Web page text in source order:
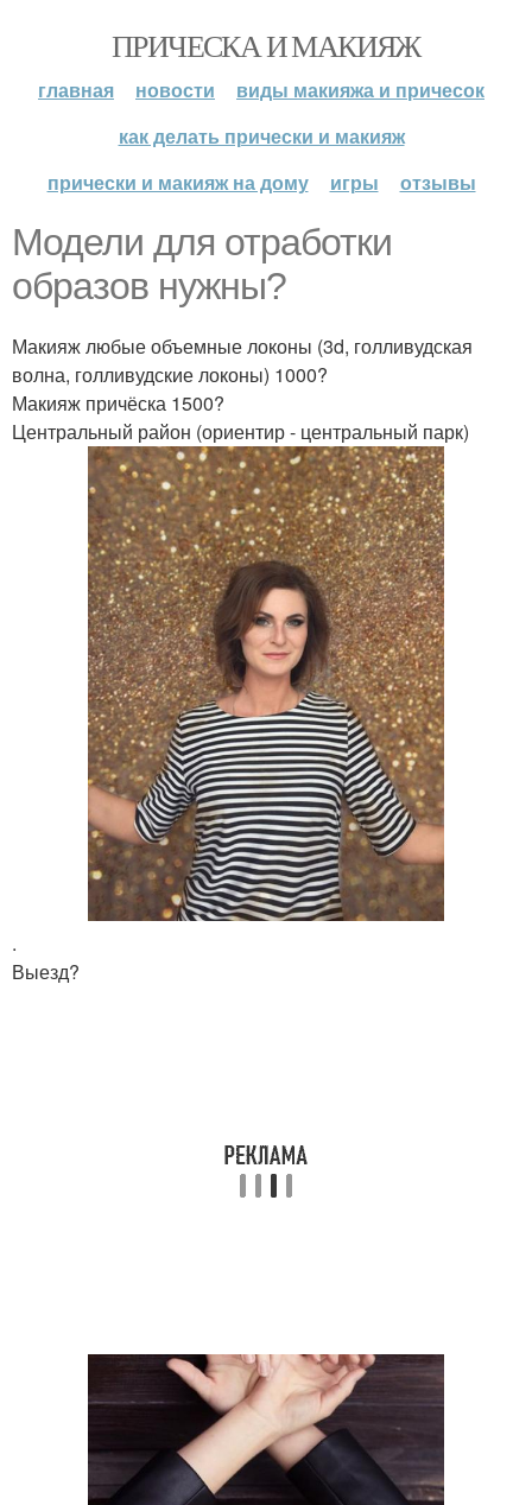
ПРИЧЕСКА И МАКИЯЖ
главная новости
виды макияжа и причесок
как делать прически и макияж
прически и макияж на дому
игры отзывы
Модели для отработки
образов нужны?
Макияж любые объемные локоны (3d, голливудская
волна, голливудские локоны) 1000?
Макияж причёска 1500?
Центральный район (ориентир - центральный парк)
.
Выезд?